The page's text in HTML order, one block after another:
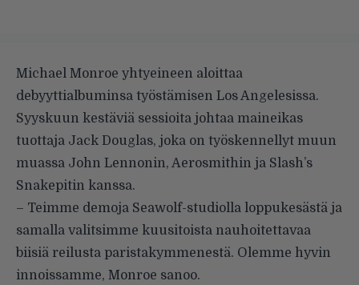
Michael Monroe yhtyeineen aloittaa
debyyttialbuminsa työstämisen Los Angelesissa.
Syyskuun kestäviä sessioita johtaa maineikas
tuottaja Jack Douglas, joka on työskennellyt muun
muassa John Lennonin, Aerosmithin ja Slash’s
Snakepitin kanssa.
– Teimme demoja Seawolf-studiolla loppukesästä ja
samalla valitsimme kuusitoista nauhoitettavaa
biisiä reilusta paristakymmenestä. Olemme hyvin
innoissamme, Monroe sanoo.